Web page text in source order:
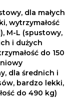
dla małych
wytrzymałość
M-L (spustowy,
i dużych
do 150
dla średnich i
bardzo lekki,
do 490 kg)